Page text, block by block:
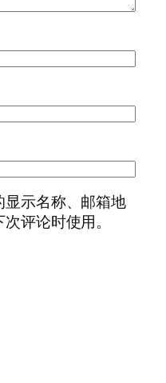
示名称、邮箱地
评论时使用。